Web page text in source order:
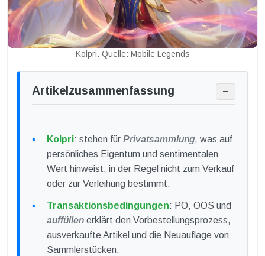
Kolpri. Quelle: Mobile Legends
Artikelzusammenfassung −
Kolpri: stehen für Privatsammlung, was auf
persönliches Eigentum und sentimentalen
Wert hinweist; in der Regel nicht zum Verkauf
oder zur Verleihung bestimmt.
Transaktionsbedingungen: PO, OOS und
auffüllen erklärt den Vorbestellungsprozess,
ausverkaufte Artikel und die Neuauflage von
Sammlerstücken.